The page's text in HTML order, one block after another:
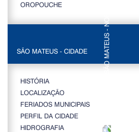
OROPOUCHE
SÃO MATEUS - CIDADE
HISTÓRIA
LOCALIZAÇÃO
FERIADOS MUNICIPAIS
PERFIL DA CIDADE
HIDROGRAFIA